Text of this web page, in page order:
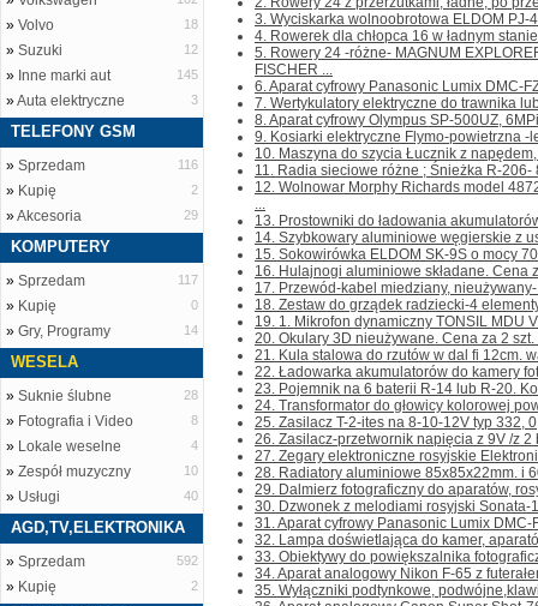
» Volvo 18
» Suzuki 12
» Inne marki aut 145
»Auta elektryczne 3
TELEFONY GSM
» Sprzedam 116
» Kupię 2
»Akcesoria 29
KOMPUTERY
» Sprzedam 117
» Kupię 0
» Gry, Programy 14
WESELA
» Suknie ślubne 28
» Fotografia i Video 8
» Lokale weselne 4
» Zespół muzyczny 10
» Usługi 40
AGD,TV,ELEKTRONIKA
» Sprzedam 592
» Kupię 2
3. Wyciskarka wolnoobrotowa ELDOM PJ-
4. Rowerek dla chłopca 16 w ładnym
5. Rowery 24 -różne- MAGNUM
FISCHER ...
6. Aparat cyfrowy Panasonic Lumix DMC-
7. Wertykulatory elektryczne do trawnika
8. Aparat cyfrowy Olympus SP-500UZ,
9. Kosiarki elektryczne Flymo-powietrzna -
10. Maszyna do szycia Łucznik z
11. Radia sieciowe różne ; Śnieżka R-206-
12. Wolnowar Morphy Richards model
...
13. Prostowniki do ładowania
14. Szybkowary aluminiowe węgierskie z
15. Sokowirówka ELDOM SK-9S o mocy
16. Hulajnogi aluminiowe składane. Cena
17. Przewód-kabel miedziany, nieużywany-
18. Zestaw do grządek radziecki-4
19. 1. Mikrofon dynamiczny TONSIL MDU
20. Okulary 3D nieużywane. Cena za 2
21. Kula stalowa do rzutów w dal fi 12cm.
22. Ładowarka akumulatorów do kamery
23. Pojemnik na 6 baterii R-14 lub R-20.
24. Transformator do głowicy kolorowej
25. Zasilacz T-2-ites na 8-10-12V typ 332,
26. Zasilacz-przetwornik napięcia z 9V /z 2
27. Zegary elektroniczne rosyjskie
28. Radiatory aluminiowe 85x85x22mm. i
29. Dalmierz fotograficzny do aparatów,
30. Dzwonek z melodiami rosyjski Sonata-
31. Aparat cyfrowy Panasonic Lumix DMC-
32. Lampa doświetlająca do kamer,
33. Obiektywy do powiększalnika
34. Aparat analogowy Nikon F-65 z
35. Wyłączniki podtynkowe,